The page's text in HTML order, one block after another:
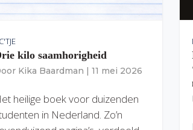
kilo saamhorigheid
Kika Baardman | 11 mei 2026
heilige boek voor duizenden
in Nederland. Zo’n